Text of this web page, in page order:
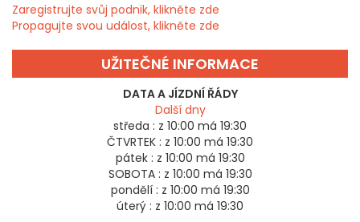
Zaregistrujte svůj podnik, klikněte zde
Propagujte svou událost, klikněte zde
UŽITEČNÉ INFORMACE
DATA A JÍZDNÍ ŘÁDY
Další dny
středa : z 10:00 má 19:30
ČTVRTEK : z 10:00 má 19:30
pátek : z 10:00 má 19:30
SOBOTA : z 10:00 má 19:30
pondělí : z 10:00 má 19:30
úterý : z 10:00 má 19:30